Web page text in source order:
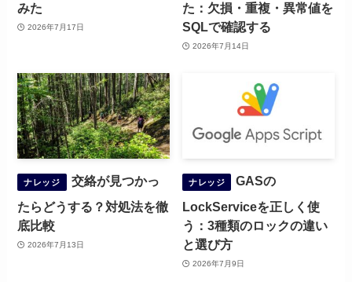
みた
2026年7月17日
た：欠損・重複・異常値を
SQLで確認する
2026年7月14日
ナレッジ
交絡が見つかっ
たらどうする？対処法を徹
底比較
2026年7月13日
ナレッジ
GASの
LockServiceを正しく使
う：3種類のロックの違い
と選び方
2026年7月9日